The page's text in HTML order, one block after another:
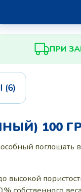
ПРИ
(6)
100
поглощать
высокой